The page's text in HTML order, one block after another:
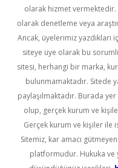
olarak hizmet
olarak denetleme veya
Ancak, üyelerimiz
siteye üye olarak bu
sitesi, herhangi bir marka,
bulunmamaktadır. Sitede
paylaşılmaktadır. Burada
olup, gerçek kurum ve
Gerçek kurum ve kişiler
Sitemiz, kar amacı
platformudur. Hukuka ve